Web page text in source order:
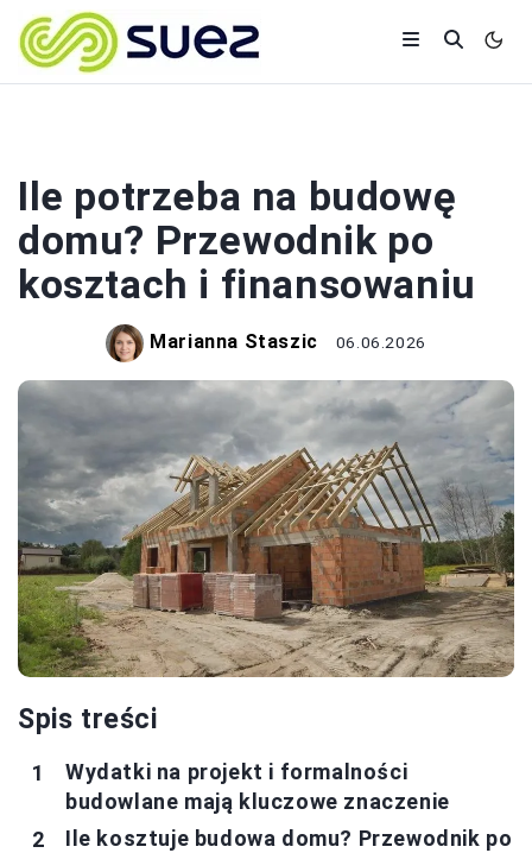
Ile potrzeba na budowę
domu? Przewodnik po
kosztach i finansowaniu
Marianna Staszic 06.06.2026
Spis treści
Wydatki na projekt i formalności
budowlane mają kluczowe znaczenie
Ile kosztuje budowa domu? Przewodnik po